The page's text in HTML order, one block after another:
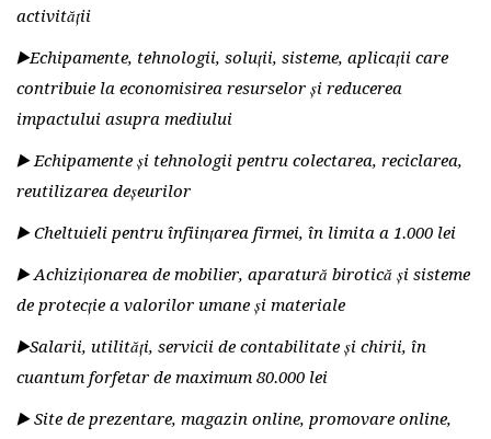
activității
▶️Echipamente, tehnologii, soluții, sisteme, aplicații care
contribuie la economisirea resurselor și reducerea
impactului asupra mediului
▶️ Echipamente și tehnologii pentru colectarea, reciclarea,
reutilizarea deșeurilor
▶️ Cheltuieli pentru înființarea firmei, în limita a 1.000 lei
▶️ Achiziționarea de mobilier, aparatură birotică și sisteme
de protecție a valorilor umane și materiale
▶️Salarii, utilități, servicii de contabilitate și chirii, în
cuantum forfetar de maximum 80.000 lei
▶️ Site de prezentare, magazin online, promovare online,